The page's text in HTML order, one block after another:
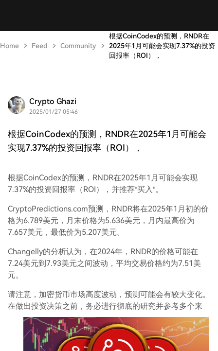
Home Feed Community
根据CoinCodex的预测，RNDR在
2025年1月可能会实现7.37%的投资
回报率（ROI），
Crypto Ghazi
2025/01/27 05:46
根据CoinCodex的预测，RNDR在2025年1月可能会
实现7.37%的投资回报率（ROI），
根据CoinCodex的预测，RNDR在2025年1月可能会实现
7.37%的投资回报率（ROI），并推荐“买入”。
CryptoPredictions.com预测，RNDR将在2025年1月初的价
格为6.789美元，月末价格为5.636美元，月内最高价为
7.657美元，最低价为5.207美元。
Changelly的分析认为，在2024年，RNDR的价格可能在
7.24美元到7.93美元之间波动，平均交易价格约为7.51美
元。
请注意，加密货币市场高度波动，预测可能会有较大变化。
在做出投资决策之前，务必进行彻底的研究并参考多个来